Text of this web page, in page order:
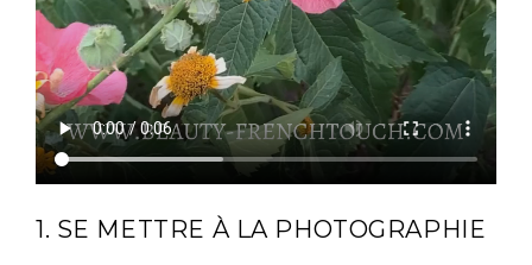
1. SE METTRE À LA PHOTOGRAPHIE